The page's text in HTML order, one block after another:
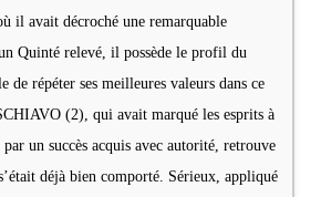
il avait décroché une remarquable
Quinté relevé, il possède le profil du
de répéter ses meilleures valeurs dans ce
(2), qui avait marqué les esprits à
un succès acquis avec autorité, retrouve
déjà bien comporté. Sérieux, appliqué